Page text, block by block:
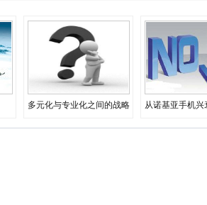
多元化与专业化之间的战略
从诺基亚手机兴